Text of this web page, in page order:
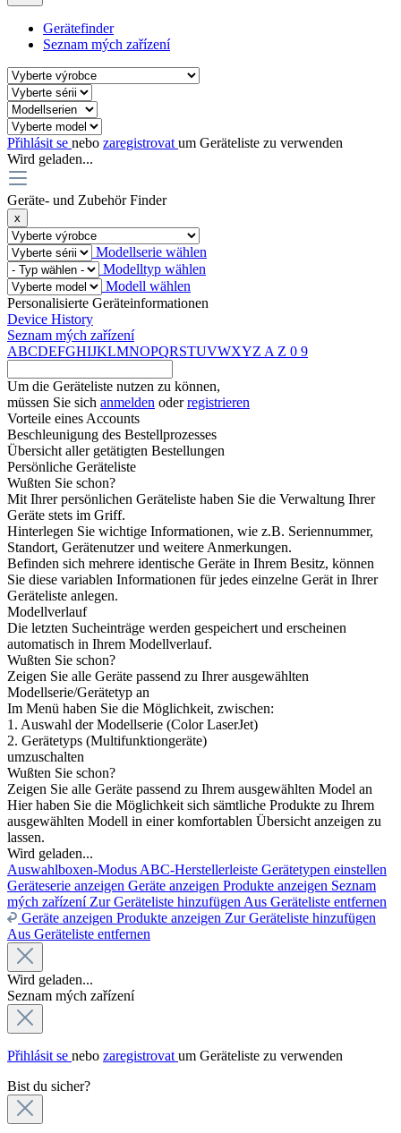
Gerätefinder
Seznam mých zařízení
Přihlásit se nebo zaregistrovat um Geräteliste zu verwenden
Wird geladen...
Geräte- und Zubehör Finder
x
Modellserie wählen
Modelltyp wählen
Modell wählen
Personalisierte Geräteinformationen
Device History
Seznam mých zařízení
ABCDEFGHIJKLMNOPQRSTUVWXYZ A Z 0 9
Um die Geräteliste nutzen zu können,
müssen Sie sich anmelden oderregistrieren
Vorteile eines Accounts
Beschleunigung des Bestellprozesses
Übersicht aller getätigten Bestellungen
Persönliche Geräteliste
Wußten Sie schon?
Mit Ihrer persönlichen Geräteliste haben Sie die Verwaltung Ihrer
Geräte stets im Griff.
Hinterlegen Sie wichtige Informationen, wie z.B. Seriennummer,
Standort, Gerätenutzer und weitere Anmerkungen.
Befinden sich mehrere identische Geräte in Ihrem Besitz, können
Sie diese variablen Informationen für jedes einzelne Gerät in Ihrer
Geräteliste anlegen.
Modellverlauf
Die letzten Sucheinträge werden gespeichert und erscheinen
automatisch in Ihrem Modellverlauf.
Wußten Sie schon?
Zeigen Sie alle Geräte passend zu Ihrer ausgewählten
Modellserie/Gerätetyp an
Im Menü haben Sie die Möglichkeit, zwischen:
1. Auswahl der Modellserie (Color LaserJet)
2. Gerätetyps (Multifunktiongeräte)
umzuschalten
Wußten Sie schon?
Zeigen Sie alle Geräte passend zu Ihrem ausgewählten Model an
Hier haben Sie die Möglichkeit sich sämtliche Produkte zu Ihrem
ausgewählten Modell in einer komfortablen Übersicht anzeigen zu
lassen.
Wird geladen...
Auswahlboxen-Modus ABC-Herstellerleiste Gerätetypen einstellen
Geräteserie anzeigen Geräte anzeigen Produkte anzeigen Seznam
mých zařízení Zur Geräteliste hinzufügen Aus Geräteliste entfernen
Geräte anzeigen Produkte anzeigen Zur Geräteliste hinzufügen
Aus Geräteliste entfernen
Wird geladen...
Seznam mých zařízení
Přihlásit se nebo zaregistrovat um Geräteliste zu verwenden
Bist du sicher?